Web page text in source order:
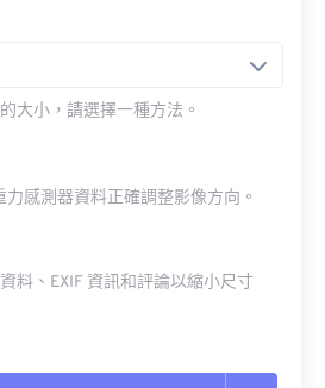
大小，請選擇一種方法。
力感測器資料正確調整影像方向。
料、EXIF 資訊和評論以縮小尺寸